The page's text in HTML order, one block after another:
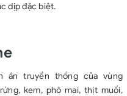
dịp đặc biệt.
ăn truyền thống của vùng
kem, phô mai, thịt muối,